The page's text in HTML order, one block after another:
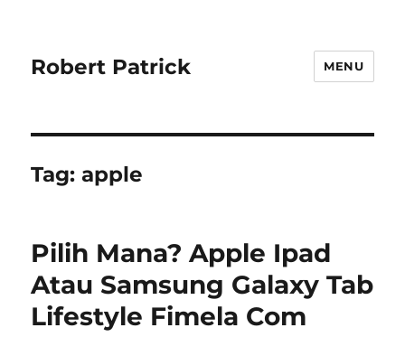
Robert Patrick MENU
Tag:apple
Pilih Mana? Apple Ipad
Atau Samsung Galaxy Tab
Lifestyle Fimela Com